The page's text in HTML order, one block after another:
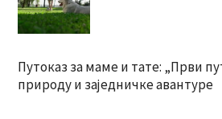
Путоказ за маме и тате: „Први
природу и заједничке авантуре